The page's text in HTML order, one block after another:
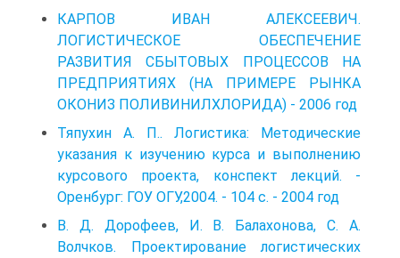
КАРПОВ ИВАН АЛЕКСЕЕВИЧ.
ЛОГИСТИЧЕСКОЕ ОБЕСПЕЧЕНИЕ
РАЗВИТИЯ СБЫТОВЫХ ПРОЦЕССОВ НА
ПРЕДПРИЯТИЯХ (НА ПРИМЕРЕ РЫНКА
ОКОНИЗ ПОЛИВИНИЛХЛОРИДА) - 2006 год
Тяпухин А. П.. Логистика: Методические
указания к изучению курса и выполнению
курсового проекта, конспект лекций. -
Оренбург: ГОУ ОГУ,2004. - 104 с. - 2004 год
В. Д. Дорофеев, И. В. Балахонова, С. А.
Волчков. Проектирование логистических